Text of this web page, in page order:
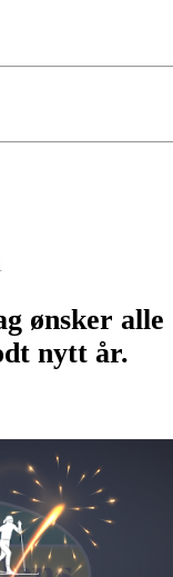
ønsker alle
nytt år.